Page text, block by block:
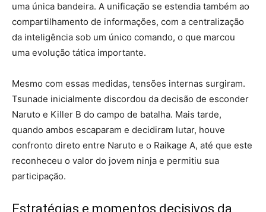
uma única bandeira. A unificação se estendia também ao
compartilhamento de informações, com a centralização
da inteligência sob um único comando, o que marcou
uma evolução tática importante.
Mesmo com essas medidas, tensões internas surgiram.
Tsunade inicialmente discordou da decisão de esconder
Naruto e Killer B do campo de batalha. Mais tarde,
quando ambos escaparam e decidiram lutar, houve
confronto direto entre Naruto e o Raikage A, até que este
reconheceu o valor do jovem ninja e permitiu sua
participação.
Estratégias e momentos decisivos da